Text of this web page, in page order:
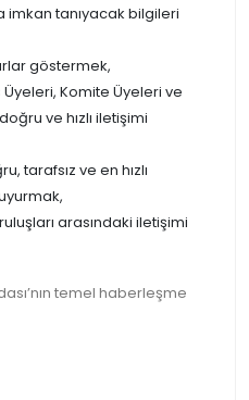
imkan tanıyacak bilgileri
göstermek,
Üyeleri, Komite Üyeleri ve
ve hızlı iletişimi
tarafsız ve en hızlı
arasındaki iletişimi
temel haberleşme